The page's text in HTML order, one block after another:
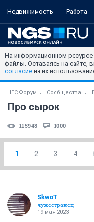
Недвижимость Работа
На информационном
файлы. Оставаясь на сайте,
согласие на их
НГС.Форум Сообщества
Про сырок
115948 1000
1 2 3 4
SkwоT
чужестранец
19 мая 2023